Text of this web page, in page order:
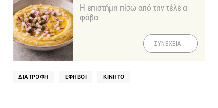
Η επιστήμη πίσω από την τέλεια
φάβα
ΣΥΝΕΧΕΙΑ
ΔΙΑΤΡΟΦΉ ΕΦΗΒΟΙ ΚΙΝΗΤΌ